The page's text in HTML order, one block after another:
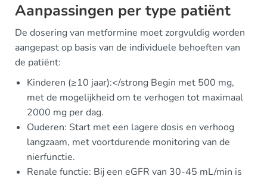
Aanpassingen per type patiënt
De dosering van metformine moet zorgvuldig worden
aangepast op basis van de individuele behoeften van
de patiënt:
Kinderen (≥10 jaar):</strong Begin met 500 mg,
met de mogelijkheid om te verhogen tot maximaal
2000 mg per dag.
Ouderen: Start met een lagere dosis en verhoog
langzaam, met voortdurende monitoring van de
nierfunctie.
Renale functie: Bij een eGFR van 30-45 mL/min is